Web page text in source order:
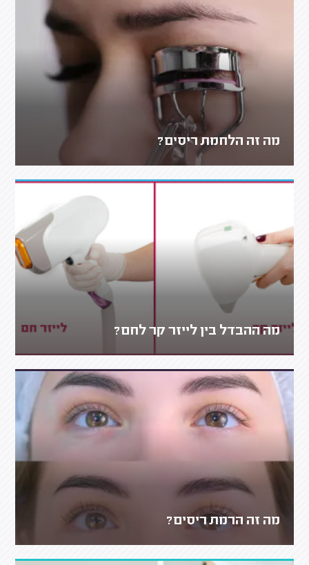
מה זה הלחמת ריסים?
מה ההבדל בין לייזר קר לחם?
מה זה הרמת ריסים?